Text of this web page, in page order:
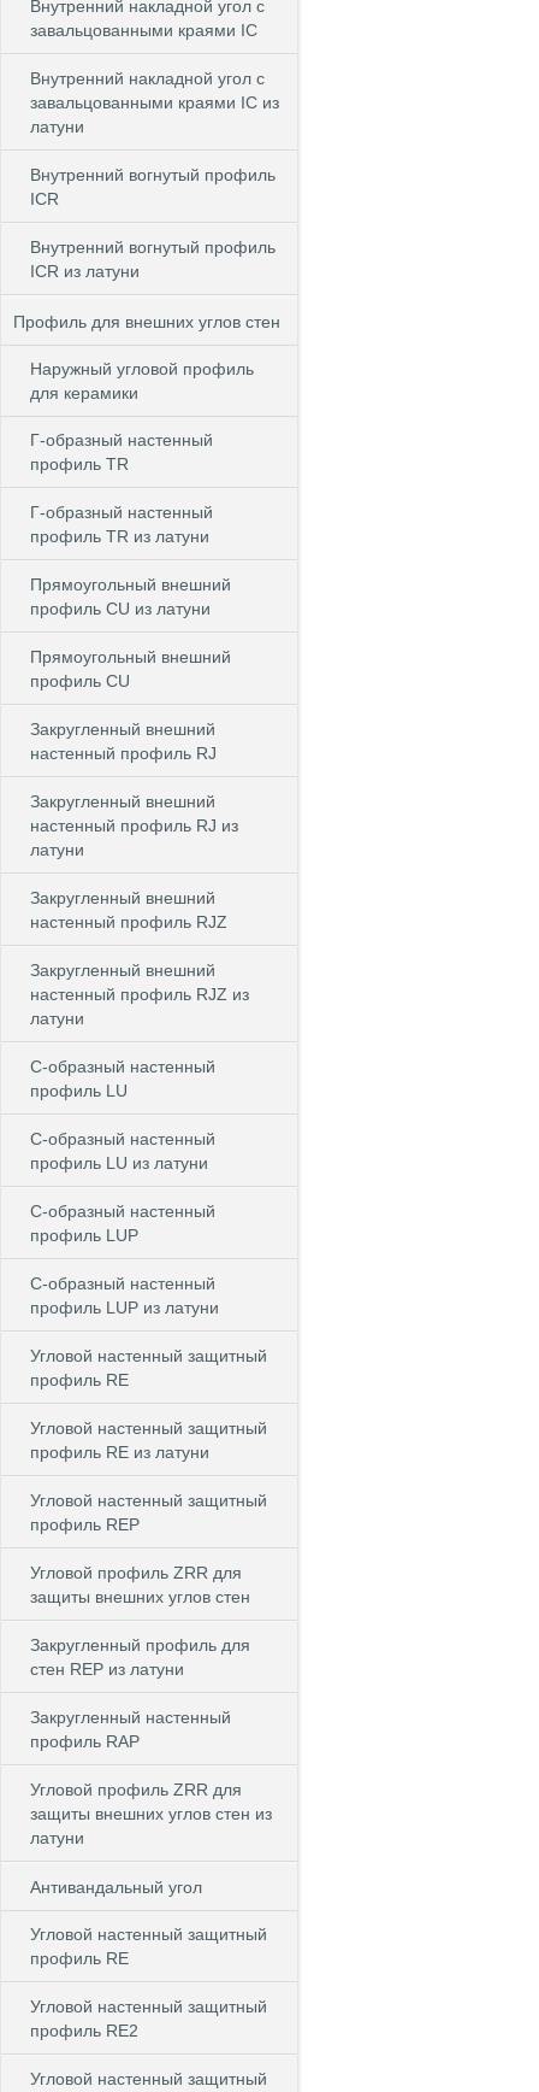
Внутренний накладной угол с
завальцованными краями IC
Внутренний накладной угол с
завальцованными краями IC из
латуни
Внутренний вогнутый профиль
ICR
Внутренний вогнутый профиль
ICR из латуни
Профиль для внешних углов стен
Наружный угловой профиль
для керамики
Г-образный настенный
профиль TR
Г-образный настенный
профиль TR из латуни
Прямоугольный внешний
профиль CU из латуни
Прямоугольный внешний
профиль CU
Закругленный внешний
настенный профиль RJ
Закругленный внешний
настенный профиль RJ из
латуни
Закругленный внешний
настенный профиль RJZ
Закругленный внешний
настенный профиль RJZ из
латуни
С-образный настенный
профиль LU
С-образный настенный
профиль LU из латуни
С-образный настенный
профиль LUP
С-образный настенный
профиль LUP из латуни
Угловой настенный защитный
профиль RE
Угловой настенный защитный
профиль RE из латуни
Угловой настенный защитный
профиль REP
Угловой профиль ZRR для
защиты внешних углов стен
Закругленный профиль для
стен REP из латуни
Закругленный настенный
профиль RAP
Угловой профиль ZRR для
защиты внешних углов стен из
латуни
Антивандальный угол
Угловой настенный защитный
профиль RE
Угловой настенный защитный
профиль RE2
Угловой настенный защитный